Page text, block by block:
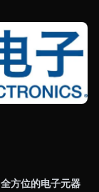
全方位的电子元器